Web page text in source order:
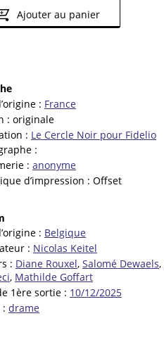
Ajouter au panier
: France
: originale
: Le Cercle Noir pour Fidelio
:
: anonyme
d’impression : Offset
: Belgique
: Nicolas Keitel
: Diane Rouxel, Salomé Dewaels,
, Mathilde Goffart
1ère sortie : 10/12/2025
: drame